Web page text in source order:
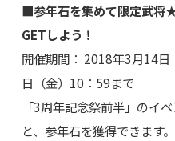
■参年石を集めて限定武将
GETしよう！
開催期間： 2018年3月14
日（金）10：59まで
「3周年記念祭前半」のイ
と、参年石を獲得できます